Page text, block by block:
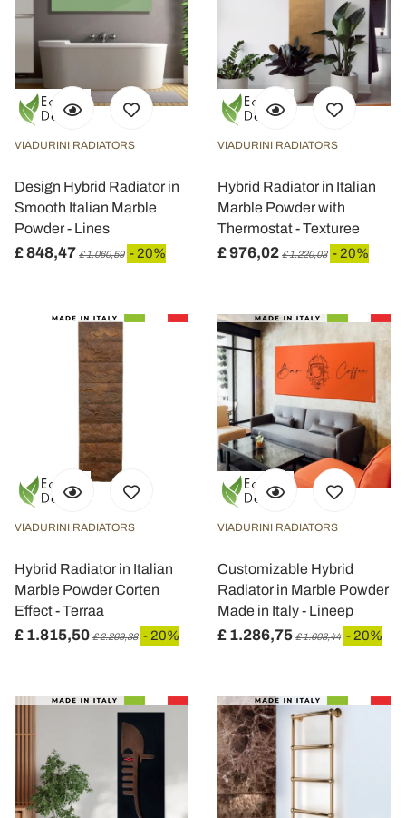
VIADURINI RADIATORS
Design Hybrid Radiator in
Smooth Italian Marble
Powder - Lines
£ 848,47 £ 1.060,59 - 20%
VIADURINI RADIATORS
Hybrid Radiator in Italian
Marble Powder with
Thermostat - Texturee
£ 976,02 £ 1.220,03 - 20%
VIADURINI RADIATORS
Hybrid Radiator in Italian
Marble Powder Corten
Effect - Terraa
£ 1.815,50 £ 2.269,38 - 20%
VIADURINI RADIATORS
Customizable Hybrid
Radiator in Marble Powder
Made in Italy - Lineep
£ 1.286,75 £ 1.608,44 - 20%